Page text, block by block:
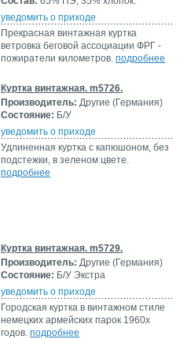
уведомить о приходе
Прекрасная винтажная куртка
ветровка беговой ассоциации ФРГ -
пожиратели километров. подробнее
Куртка винтажная. m5726.
Производитель: Другие (Германия)
Состояние: Б/У
уведомить о приходе
Удлиненная куртка с капюшоном, без
подстежки, в зеленом цвете.
подробнее
Куртка винтажная. m5729.
Производитель: Другие (Германия)
Состояние: Б/У Экстра
уведомить о приходе
Городская куртка в винтажном стиле
немецких армейских парок 1960х
годов. подробнее